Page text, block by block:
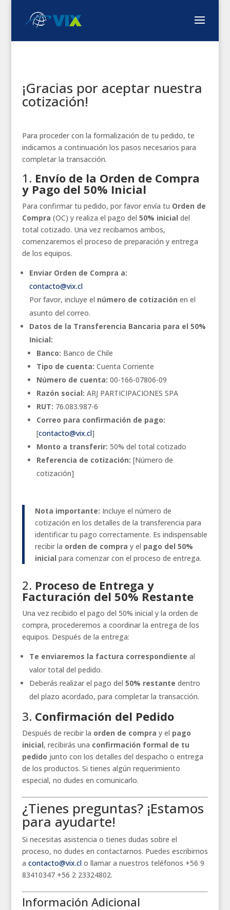
¡Gracias por aceptar nuestra
cotización!
Para proceder con la formalización de tu pedido, te
indicamos a continuación los pasos necesarios para
completar la transacción.
1. Envío de la Orden de Compra
y Pago del 50% Inicial
Para confirmar tu pedido, por favor envía tu Orden de
Compra (OC) y realiza el pago del 50% inicial del
total cotizado. Una vez recibamos ambos,
comenzaremos el proceso de preparación y entrega
de los equipos.
Enviar Orden de Compra a:
contacto@vix.cl
Por favor, incluye el número de cotización en el
asunto del correo.
Datos de la Transferencia Bancaria para el 50%
Inicial:
Banco: Banco de Chile
Tipo de cuenta: Cuenta Corriente
Número de cuenta: 00-166-07806-09
Razón social: ARJ PARTICIPACIONES SPA
RUT: 76.083.987-6
Correo para confirmación de pago:
[contacto@vix.cl]
Monto a transferir: 50% del total cotizado
Referencia de cotización: [Número de
cotización]
Nota importante: Incluye el número de
cotización en los detalles de la transferencia para
identificar tu pago correctamente. Es indispensable
recibir la orden de compra y el pago del 50%
inicial para comenzar con el proceso de entrega.
2. Proceso de Entrega y
Facturación del 50% Restante
Una vez recibido el pago del 50% inicial y la orden de
compra, procederemos a coordinar la entrega de los
equipos. Después de la entrega:
Te enviaremos la factura correspondiente al
valor total del pedido.
Deberás realizar el pago del 50% restante dentro
del plazo acordado, para completar la transacción.
3. Confirmación del Pedido
Después de recibir la orden de compra y el pago
inicial, recibirás una confirmación formal de tu
pedido junto con los detalles del despacho o entrega
de los productos. Si tienes algún requerimiento
especial, no dudes en comunicarlo.
¿Tienes preguntas? ¡Estamos
para ayudarte!
Si necesitas asistencia o tienes dudas sobre el
proceso, no dudes en contactarnos. Puedes escribirnos
a contacto@vix.cl o llamar a nuestros teléfonos +56 9
83410347 +56 2 23324802.
Información Adicional